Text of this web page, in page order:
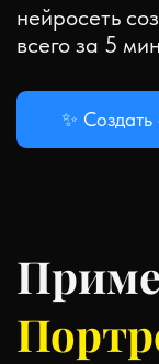
нейросеть
всего за 5
✨